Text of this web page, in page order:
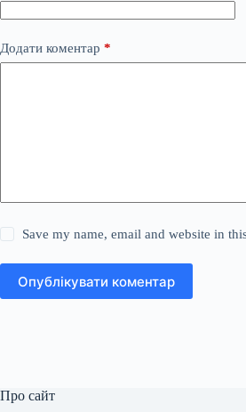
Додати коментар *
Save my name, email and website in
Опублікувати коментар
Про сайт